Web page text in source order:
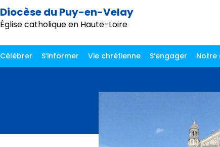
Diocèse du Puy-en-Velay
Église catholique en Haute-Loire
Célébrer
S’informer Vie chrétienne S’engager Notre